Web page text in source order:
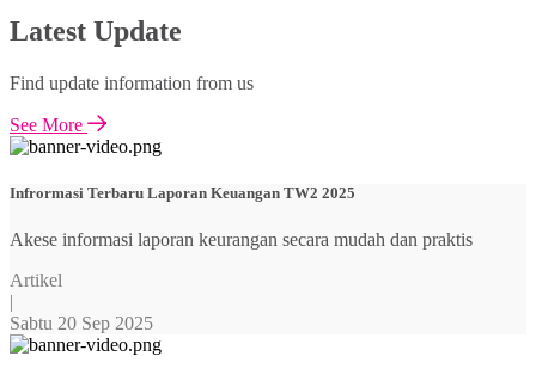
Latest Update
Find update information from us
See More
Infrormasi Terbaru Laporan Keuangan TW2 2025
Akese informasi laporan keurangan secara mudah dan praktis
Artikel
|
Sabtu 20 Sep 2025